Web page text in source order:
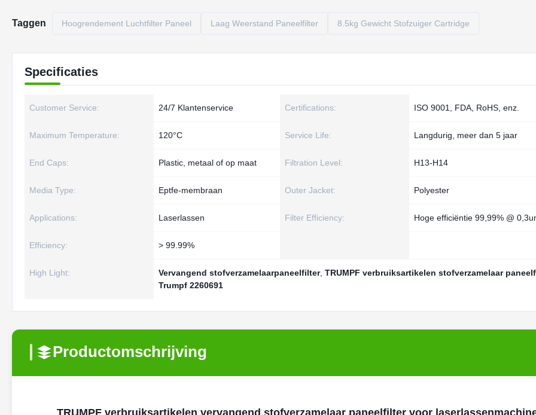
Taggen Hoogrendement Luchtfilter Paneel Laag Weerstand Paneelfilter 8.5kg Gewicht Stofzuiger Cartridge
Specificaties
Customer Service: 24/7 Klantenservice Certifications: ISO 9001, FDA, RoHS, enz.
Maximum Temperature: 120°C Service Life: Langdurig, meer dan 5 jaar
End Caps: Plastic, metaal of op maat Filtration Level: H13-H14
Media Type: Eptfe-membraan Outer Jacket: Polyester
Applications: Laserlassen Filter Efficiency: Hoge efficiëntie 99,99% @
Efficiency: > 99.99%
High Light: Vervangend stofverzamelaarpaneelfilter, TRUMPF verbruiksartikelen stofverzamelaar
Trumpf 2260691
Productomschrijving
TRUMPF verbruiksartikelen vervangend stofverzamelaar paneelfilter voor